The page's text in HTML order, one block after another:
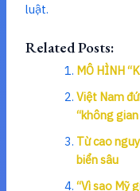
luật.
Related Posts:
MÔ HÌNH
Việt Nam
“không
Từ cao
biển sâu
“Vì sao Mỹ